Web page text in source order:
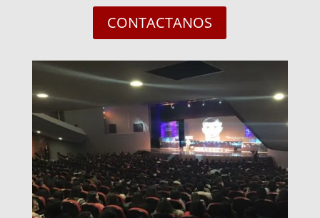
CONTACTANOS